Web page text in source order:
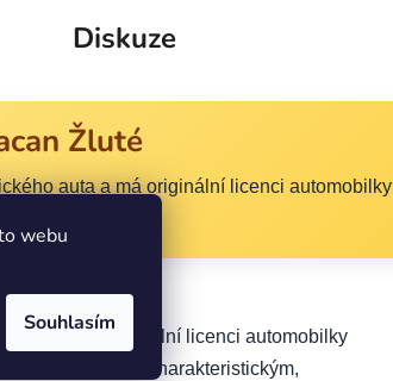
webu
Souhlasím
Diskuze
Žluté
auta a má originální licenci automobilky
auta a má originální licenci automobilky
byla ozdobena charakteristickým,